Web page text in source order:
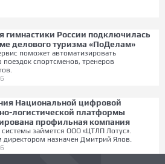
гимнастики России подключилась
делового туризма «ПоДелам»
поможет автоматизировать
поездок спортсменов, тренеров
Национальной цифровой
логистической платформы
профильная компания
системы займется ООО «ЦТЛП Лотус».
директором назначен Дмитрий Ялов.